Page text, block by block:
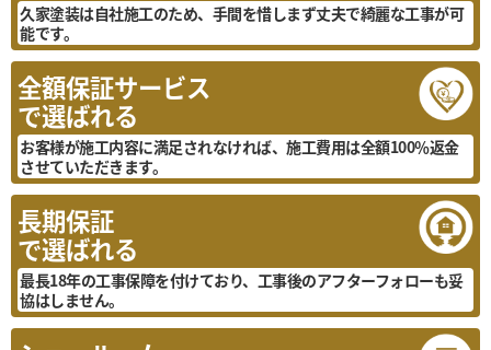
久家塗装は自社施工のため、手間を惜しまず丈夫で綺麗な工事が可
能です。
全額保証サービス
で選ばれる
お客様が施工内容に満足されなければ、施工費用は全額100％返金
させていただきます。
長期保証
で選ばれる
最長18年の工事保障を付けており、工事後のアフターフォローも妥
協はしません。